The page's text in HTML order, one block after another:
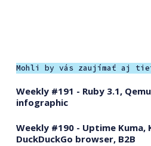
Mohli by vás zaujímať aj
Weekly #191 - Ruby 3.1,
infographic
Weekly #190 - Uptime Kuma,
DuckDuckGo browser, B2B